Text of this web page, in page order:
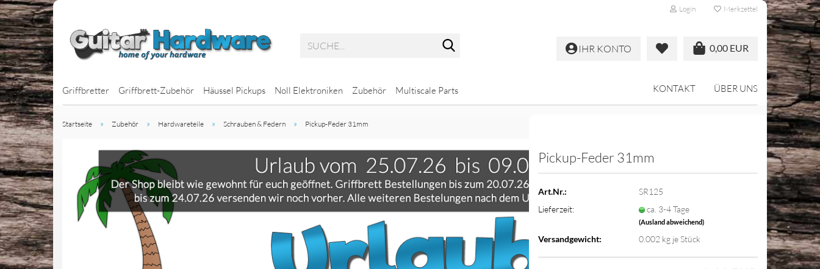
Login Merkzettel
0,00 EUR
IHR KONTO
Griffbretter Griffbrett-Zubehör Häussel Pickups
J-Bass Pickups
P-Bass Pickups
BassBars
MM-Style Pickups
Noll Elektroniken Zubehör
Potis mit glatter Achse
Potis mit geriffelter Achse
Multiscale Parts
Multiscale Bass
Multiscale Gitarre
KONTAKT ÜBER UNS
Startseite » Zubehör » Hardwareteile » Schrauben & Federn » Pickup-Feder 31mm
Pickup-Feder 31mm
Art.Nr.:
SR125
Lieferzeit:
ca. 3-4 Tage
(Ausland abweichend)
Versandgewicht: 0.002 kg je Stück